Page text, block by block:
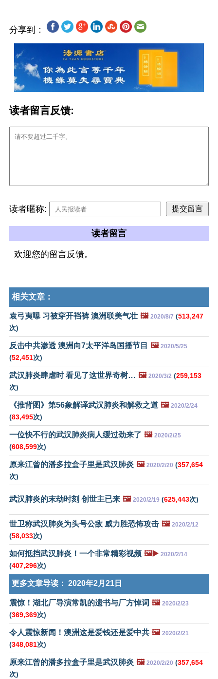
分享到：
读者留言反馈:
读者暱称:
读者留言
欢迎您的留言反馈。
相关文章：
袁弓夷曝 习被穿开裆裤 澳洲联美气壮 🖼️ 2020/8/7 (513,247
次)
反击中共渗透 澳洲向7太平洋岛国播节目 🖼️ 2020/5/25
(52,451次)
武汉肺炎肆虐时 看见了这世界奇树… 🖼️ 2020/3/2 (259,153
次)
《推背图》第56象解译武汉肺炎和解救之道 🖼️ 2020/2/24
(83,495次)
一位快不行的武汉肺炎病人缓过劲来了 🖼️ 2020/2/25
(608,599次)
原来江曾的潘多拉盒子里是武汉肺炎 🖼️ 2020/2/20 (357,654
次)
武汉肺炎的末劫时刻 创世主已来 🖼️ 2020/2/19 (625,443次)
世卫称武汉肺炎为头号公敌 威力胜恐怖攻击 🖼️ 2020/2/12
(58,033次)
如何抵挡武汉肺炎！一个非常精彩视频 🖼️▶️ 2020/2/14
(407,296次)
更多文章导读： 2020年2月21日
震惊！湖北厂导演常凯的遗书与厂方悼词 🖼️ 2020/2/23
(369,369次)
令人震惊新闻！澳洲这是爱钱还是爱中共 🖼️ 2020/2/21
(348,081次)
原来江曾的潘多拉盒子里是武汉肺炎 🖼️ 2020/2/20 (357,654
次)